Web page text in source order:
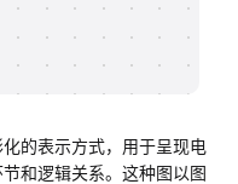
的表示方式，用于呈现电
和逻辑关系。这种图以图